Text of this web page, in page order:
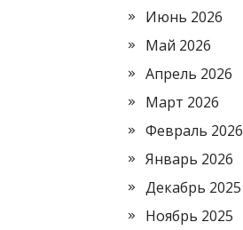
Июнь 2026
Май 2026
Апрель 2026
Март 2026
Февраль 2026
Январь 2026
Декабрь 2025
Ноябрь 2025